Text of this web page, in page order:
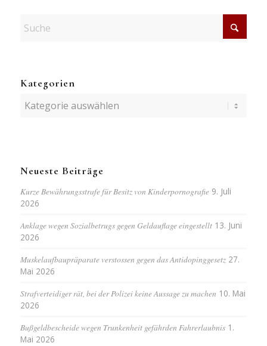
Kategorien
Kategorien
Neueste Beiträge
Kurze Bewährungsstrafe für Besitz von Kinderpornografie 9. Juli
2026
Anklage wegen Sozialbetrugs gegen Geldauflage eingestellt 13. Juni
2026
Muskelaufbaupräparate verstossen gegen das Antidopinggesetz 27.
Mai 2026
Strafverteidiger rät, bei der Polizei keine Aussage zu machen 10. Mai
2026
Bußgeldbescheide wegen Trunkenheit gefährden Fahrerlaubnis 1.
Mai 2026